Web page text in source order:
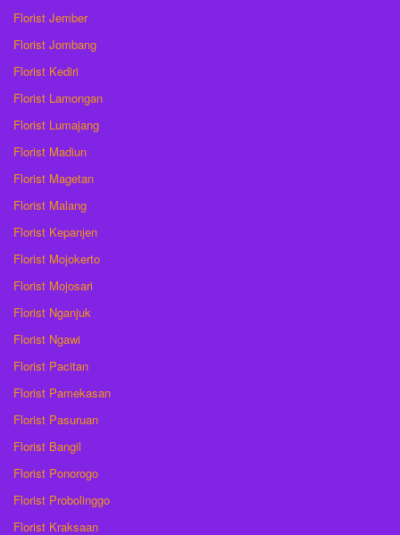
Florist Jember
Florist Jombang
Florist Kediri
Florist Lamongan
Florist Lumajang
Florist Madiun
Florist Magetan
Florist Malang
Florist Kepanjen
Florist Mojokerto
Florist Mojosari
Florist Nganjuk
Florist Ngawi
Florist Pacitan
Florist Pamekasan
Florist Pasuruan
Florist Bangil
Florist Ponorogo
Florist Probolinggo
Florist Kraksaan